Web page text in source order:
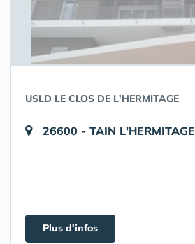
USLD LE CLOS DE L'HERMITAGE
26600 - TAIN L'HERMITAGE
Plus d'infos